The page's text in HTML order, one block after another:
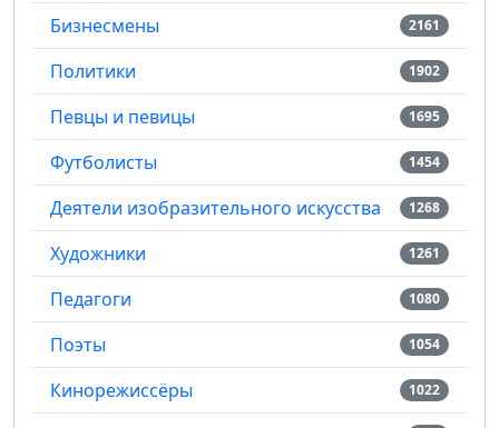
Бизнесмены 2161
Политики 1902
Певцы и певицы 1695
Футболисты 1454
Деятели изобразительного искусства 1268
Художники 1261
Педагоги 1080
Поэты 1054
Кинорежиссёры 1022